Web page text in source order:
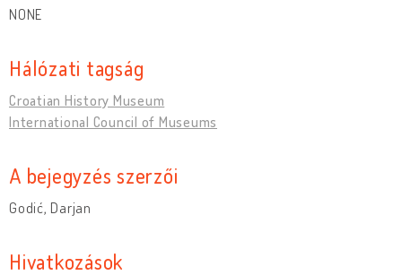
NONE
Hálózati tagság
Croatian History Museum
International Council of Museums
A bejegyzés szerzői
Godić, Darjan
Hivatkozások